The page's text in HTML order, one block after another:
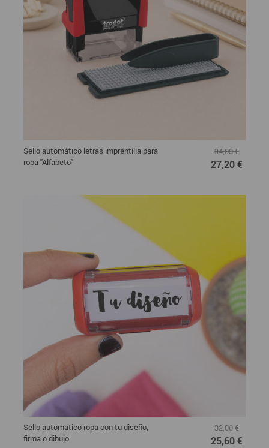
Sello automático letras imprentilla para
ropa "Alfabeto"
34,00 €
27,20 €
Sello automático ropa con tu diseño,
firma o dibujo
32,00 €
25,60 €